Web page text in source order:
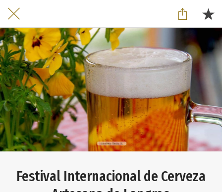
Festival Internacional de Cerveza